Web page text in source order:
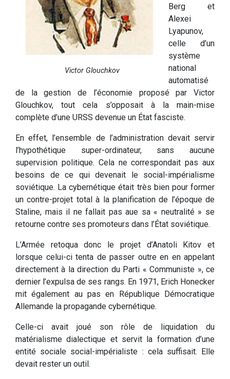
Victor Glouchkov
Berg et
Alexei
Lyapunov,
celle d’un
système
national
automatisé
de la gestion de l’économie proposé par Victor
Glouchkov, tout cela s’opposait à la main-mise
complète d’une URSS devenue un État fasciste.
En effet, l’ensemble de l’administration devait servir
l’hypothétique super-ordinateur, sans aucune
supervision politique. Cela ne correspondait pas aux
besoins de ce qui devenait le social-impérialisme
soviétique. La cybernétique était très bien pour former
un contre-projet total à la planification de l’époque de
Staline, mais il ne fallait pas aue sa « neutralité » se
retourne contre ses promoteurs dans l’État soviétique.
L’Armée retoqua donc le projet d’Anatoli Kitov et
lorsque celui-ci tenta de passer outre en en appelant
directement à la direction du Parti « Communiste », ce
dernier l’expulsa de ses rangs. En 1971, Erich Honecker
mit également au pas en République Démocratique
Allemande la propagande cybernétique.
Celle-ci avait joué son rôle de liquidation du
matérialisme dialectique et servit la formation d’une
entité sociale social-impérialiste : cela suffisait. Elle
devait rester un outil.